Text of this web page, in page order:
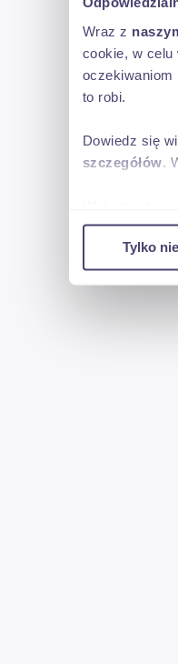
Wraz z
cookie, w celu
oczekiwaniom
to robi.
Dowiedz się
szczegółów.
w naszej
reklamowym
uzyskanymi
Tylko